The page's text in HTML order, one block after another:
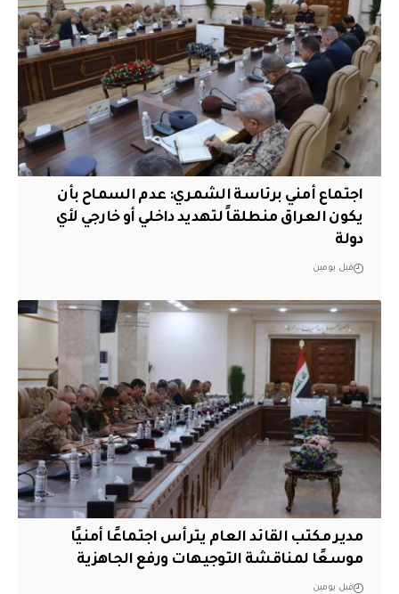
اجتماع أمني برئاسة الشمري: عدم السماح بأن
يكون العراق منطلقاً لتهديد داخلي أو خارجي لأي
دولة
قبل يومين
مدير مكتب القائد العام يترأس اجتماعًا أمنيًا
موسعًا لمناقشة التوجيهات ورفع الجاهزية
قبل يومين